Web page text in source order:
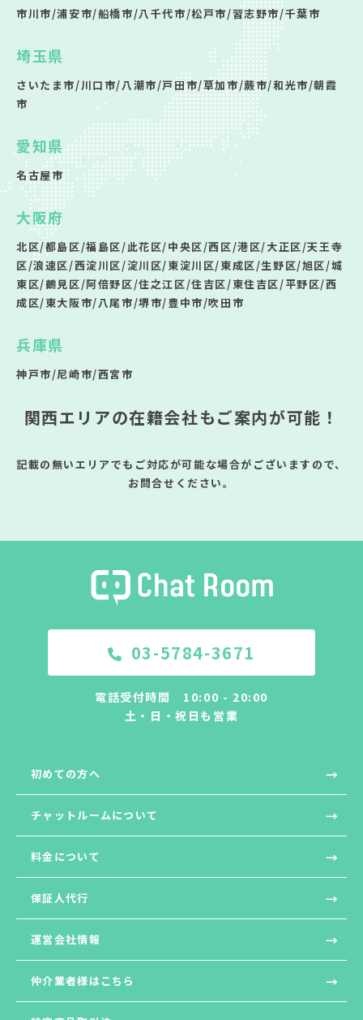
市川市/浦安市/船橋市/八千代市/松戸市/習志野市/千葉市
埼玉県
さいたま市/川口市/八潮市/戸田市/草加市/蕨市/和光市/朝霞
市
愛知県
名古屋市
大阪府
北区/都島区/福島区/此花区/中央区/西区/港区/大正区/天王寺
区/浪速区/西淀川区/淀川区/東淀川区/東成区/生野区/旭区/城
東区/鶴見区/阿倍野区/住之江区/住吉区/東住吉区/平野区/西
成区/東大阪市/八尾市/堺市/豊中市/吹田市
兵庫県
神戸市/尼崎市/西宮市
関西エリアの在籍会社もご案内が可能！
記載の無いエリアでもご対応が可能な場合がございますので、
お問合せください。
03-5784-3671
電話受付時間 10:00 - 20:00
土・日・祝日も営業
初めての方へ
チャットルームについて
料金について
保証人代行
運営会社情報
仲介業者様はこちら